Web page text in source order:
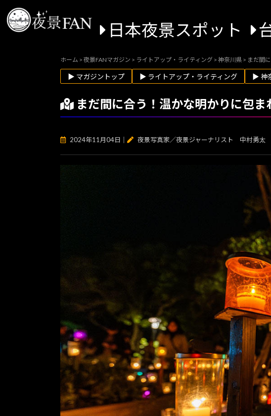
日本夜景スポット
ホーム > 夜景FANマガジン > ライトアップ・ライティング > 神奈川県 > まだ間
▶ マガジントップ ▶ ライトアップ・ライティング ▶ 神
まだ間に合う！温かな明かりに包
2024年11月04日 夜景写真家／夜景ジャーナリスト 中村勇太